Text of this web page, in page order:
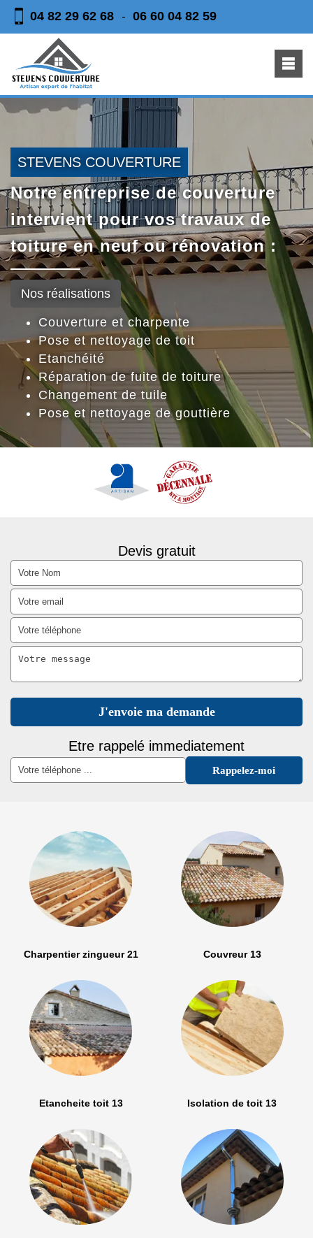
04 82 29 62 68 - 06 60 04 82 59
STEVENS COUVERTURE
Notre entreprise de couverture
intervient pour vos travaux de
toiture en neuf ou rénovation :
Nos réalisations
Couverture et charpente
Pose et nettoyage de toit
Etanchéité
Réparation de fuite de toiture
Changement de tuile
Pose et nettoyage de gouttière
Devis gratuit
Etre rappelé immediatement
Charpentier zingueur 21 Couvreur 13
Etancheite toit 13 Isolation de toit 13